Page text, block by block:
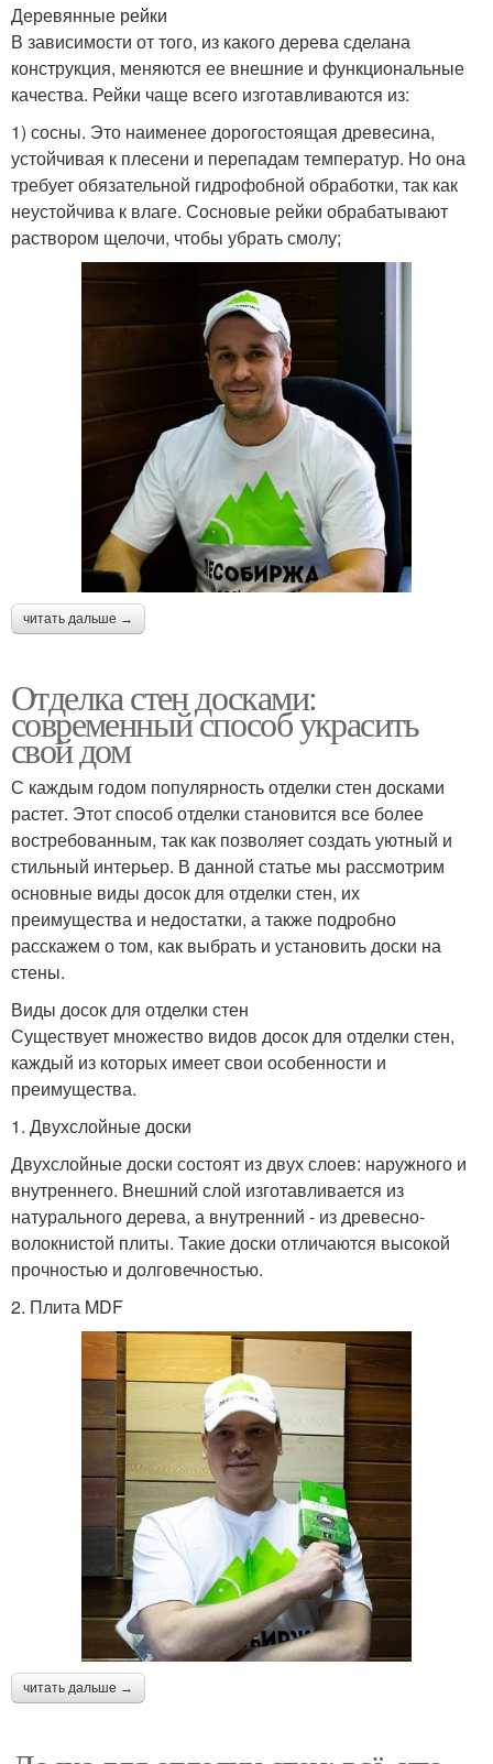
Деревянные рейки
В зависимости от того, из какого дерева сделана
конструкция, меняются ее внешние и функциональные
качества. Рейки чаще всего изготавливаются из:
1) сосны. Это наименее дорогостоящая древесина,
устойчивая к плесени и перепадам температур. Но она
требует обязательной гидрофобной обработки, так как
неустойчива к влаге. Сосновые рейки обрабатывают
раствором щелочи, чтобы убрать смолу;
читать дальше →
Отделка стен досками:
современный способ украсить
свой дом
С каждым годом популярность отделки стен досками
растет. Этот способ отделки становится все более
востребованным, так как позволяет создать уютный и
стильный интерьер. В данной статье мы рассмотрим
основные виды досок для отделки стен, их
преимущества и недостатки, а также подробно
расскажем о том, как выбрать и установить доски на
стены.
Виды досок для отделки стен
Существует множество видов досок для отделки стен,
каждый из которых имеет свои особенности и
преимущества.
1. Двухслойные доски
Двухслойные доски состоят из двух слоев: наружного и
внутреннего. Внешний слой изготавливается из
натурального дерева, а внутренний - из древесно-
волокнистой плиты. Такие доски отличаются высокой
прочностью и долговечностью.
2. Плита MDF
читать дальше →